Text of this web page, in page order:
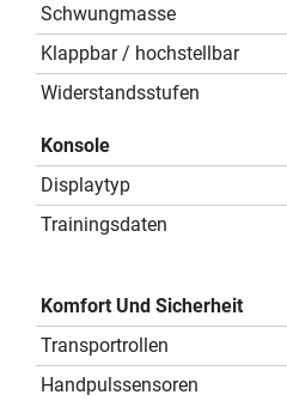
Schwungmasse
Klappbar / hochstellbar
Widerstandsstufen
Konsole
Displaytyp
Trainingsdaten
Komfort Und Sicherheit
Transportrollen
Handpulssensoren